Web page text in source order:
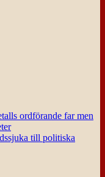
ordförande far men
till politiska